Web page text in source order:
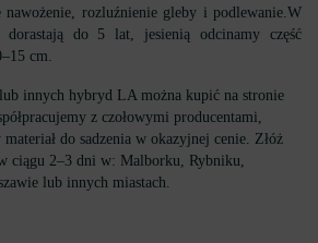
nawożenie, rozluźnienie gleby i podlewanie.W
do 5 lat, jesienią odcinamy część
cm.
innych hybryd LA można kupić na stronie
z czołowymi producentami,
do sadzenia w okazyjnej cenie. Złóż
ciągu 2–3 dni w: Malborku, Rybniku,
lub innych miastach.